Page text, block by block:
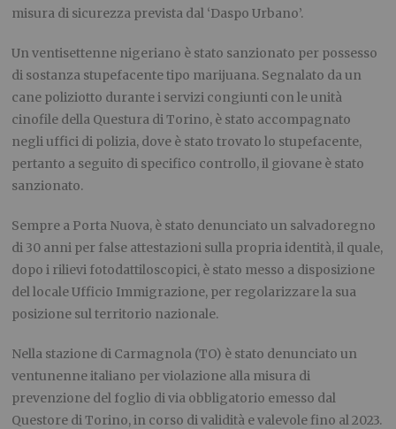
misura di sicurezza prevista dal ‘Daspo Urbano’.
Un ventisettenne nigeriano è stato sanzionato per possesso
di sostanza stupefacente tipo marijuana. Segnalato da un
cane poliziotto durante i servizi congiunti con le unità
cinofile della Questura di Torino, è stato accompagnato
negli uffici di polizia, dove è stato trovato lo stupefacente,
pertanto a seguito di specifico controllo, il giovane è stato
sanzionato.
Sempre a Porta Nuova, è stato denunciato un salvadoregno
di 30 anni per false attestazioni sulla propria identità, il quale,
dopo i rilievi fotodattiloscopici, è stato messo a disposizione
del locale Ufficio Immigrazione, per regolarizzare la sua
posizione sul territorio nazionale.
Nella stazione di Carmagnola (TO) è stato denunciato un
ventunenne italiano per violazione alla misura di
prevenzione del foglio di via obbligatorio emesso dal
Questore di Torino, in corso di validità e valevole fino al 2023.